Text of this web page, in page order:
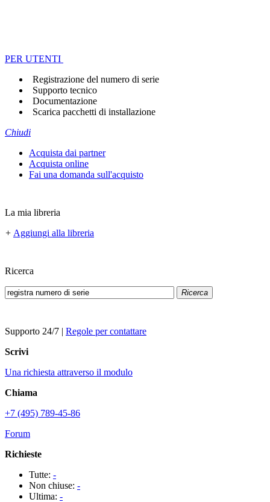
PER UTENTI
Registrazione del numero di serie
Supporto tecnico
Documentazione
Scarica pacchetti di installazione
Chiudi
Acquista dai partner
Acquista online
Fai una domanda sull'acquisto
La mia libreria
+ Aggiungi alla libreria
Ricerca
Ricerca
Supporto 24/7 | Regole per contattare
Scrivi
Una richiesta attraverso il modulo
Chiama
+7 (495) 789-45-86
Forum
Richieste
Tutte: -
Non chiuse: -
Ultima: -